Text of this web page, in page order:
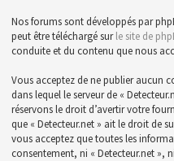
Nos forums sont développés par
peut être téléchargé surle site de
conduite et du contenu que nous
Vous acceptez de ne publier aucun
dans lequel le serveur de «
réservons le droit d’avertir votre
que « Detecteur.net » ait le droit de
vous acceptez que toutes les
consentement, ni « Detecteur.net »,